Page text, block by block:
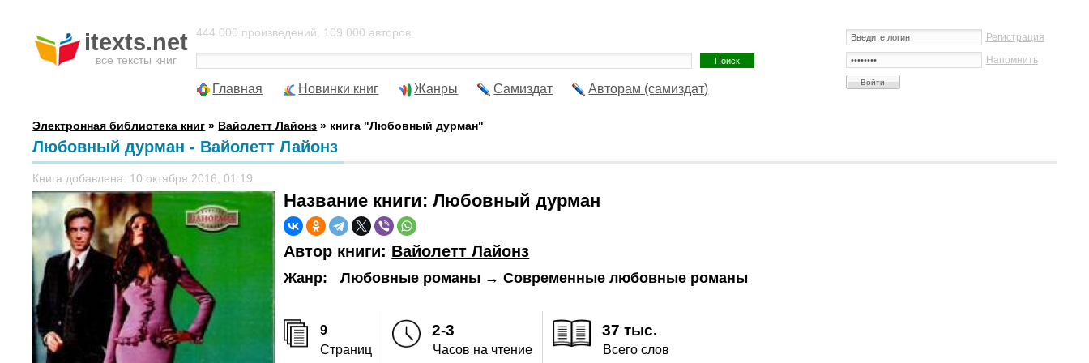
itexts.net
все тексты книг
Регистрация
Напомнить
444 000 произведений, 109 000 авторов.
Главная Новинки книг Жанры Самиздат Авторам (самиздат)
Электронная библиотека книг » Вайолетт Лайонз » книга "Любовный дурман"
Любовный дурман - Вайолетт Лайонз
Книга добавлена: 10 октября 2016, 01:19
Название книги:Любовный дурман
Автор книги: Вайолетт Лайонз
Жанр: Любовные романы →Современные любовные романы
9
Страниц
2-3
Часов на чтение
37 тыс.
Всего слов